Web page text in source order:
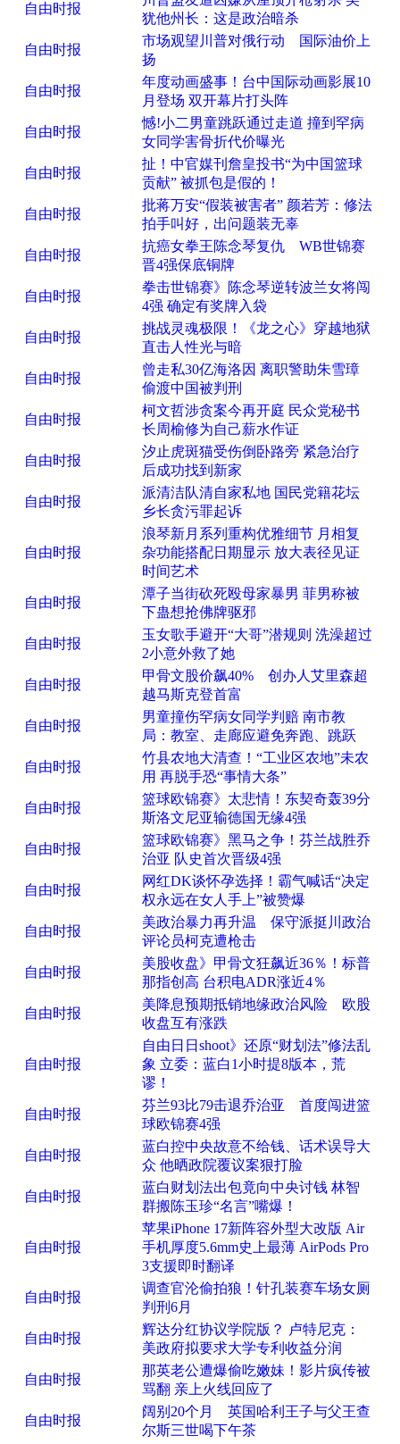
自由时报
犹他州长：这是政治暗杀
自由时报
市场观望川普对俄行动 国际油价上
扬
自由时报
年度动画盛事！台中国际动画影展10
月登场 双开幕片打头阵
自由时报
憾!小二男童跳跃通过走道 撞到罕病
女同学害骨折代价曝光
自由时报
扯！中官媒刊詹皇投书“为中国篮球
贡献” 被抓包是假的！
自由时报
批蒋万安“假装被害者” 颜若芳：修法
拍手叫好，出问题装无辜
自由时报
抗癌女拳王陈念琴复仇 WB世锦赛
晋4强保底铜牌
自由时报
拳击世锦赛》陈念琴逆转波兰女将闯
4强 确定有奖牌入袋
自由时报
挑战灵魂极限！《龙之心》穿越地狱
直击人性光与暗
自由时报
曾走私30亿海洛因 离职警助朱雪璋
偷渡中国被判刑
自由时报
柯文哲涉贪案今再开庭 民众党秘书
长周榆修为自己薪水作证
自由时报
汐止虎斑猫受伤倒卧路旁 紧急治疗
后成功找到新家
自由时报
派清洁队清自家私地 国民党籍花坛
乡长贪污罪起诉
自由时报
浪琴新月系列重构优雅细节 月相复
杂功能搭配日期显示 放大表径见证
时间艺术
自由时报
潭子当街砍死殴母家暴男 菲男称被
下蛊想抢佛牌驱邪
自由时报
玉女歌手避开“大哥”潜规则 洗澡超过
2小意外救了她
自由时报
甲骨文股价飙40% 创办人艾里森超
越马斯克登首富
自由时报
男童撞伤罕病女同学判赔 南市教
局：教室、走廊应避免奔跑、跳跃
自由时报
竹县农地大清查！“工业区农地”未农
用 再脱手恐“事情大条”
自由时报
篮球欧锦赛》太悲情！东契奇轰39分
斯洛文尼亚输德国无缘4强
自由时报
篮球欧锦赛》黑马之争！芬兰战胜乔
治亚 队史首次晋级4强
自由时报
网红DK谈怀孕选择！霸气喊话“决定
权永远在女人手上”被赞爆
自由时报
美政治暴力再升温 保守派挺川政治
评论员柯克遭枪击
自由时报
美股收盘》甲骨文狂飙近36％！标普
那指创高 台积电ADR涨近4％
自由时报
美降息预期抵销地缘政治风险 欧股
收盘互有涨跌
自由时报
自由日日shoot》还原“财划法”修法乱
象 立委：蓝白1小时提8版本，荒
谬！
自由时报
芬兰93比79击退乔治亚 首度闯进篮
球欧锦赛4强
自由时报
蓝白控中央故意不给钱、话术误导大
众 他晒政院覆议案狠打脸
自由时报
蓝白财划法出包竟向中央讨钱 林智
群搬陈玉珍“名言”嘴爆！
自由时报
苹果iPhone 17新阵容外型大改版 Air
手机厚度5.6mm史上最薄 AirPods Pro
3支援即时翻译
自由时报
调查官沦偷拍狼！针孔装赛车场女厕
判刑6月
自由时报
辉达分红协议学院版？ 卢特尼克：
美政府拟要求大学专利收益分润
自由时报
那英老公遭爆偷吃嫩妹！影片疯传被
骂翻 亲上火线回应了
自由时报
阔别20个月 英国哈利王子与父王查
尔斯三世喝下午茶